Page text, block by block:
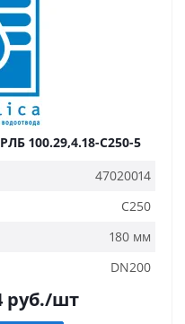
100.29,4.18-C250-5
47020014
C250
180 мм
DN200
руб./шт